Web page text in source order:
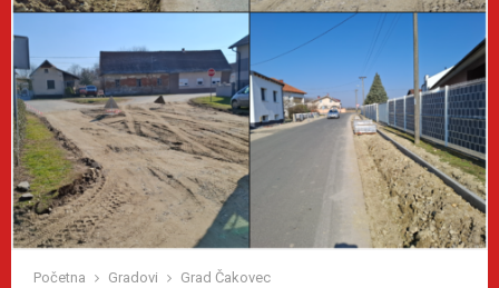
Početna Gradovi
Grad Čakovec